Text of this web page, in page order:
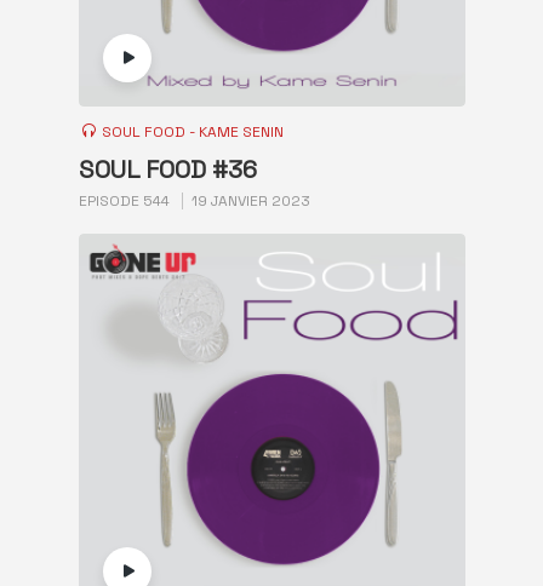
SOUL FOOD - KAME SENIN
SOUL FOOD #36
EPISODE 544 19 JANVIER 2023